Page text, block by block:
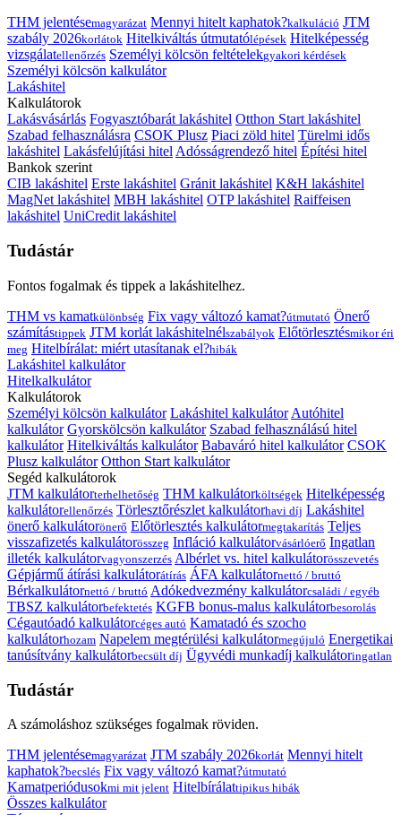
THM jelentésemagyarázat Mennyi hitelt kaphatok?kalkuláció JTM
szabály 2026korlátok Hitelkiváltás útmutatólépések Hitelképesség
vizsgálatellenőrzés Személyi kölcsön feltételekgyakori kérdések
Személyi kölcsön kalkulátor
Lakáshitel
Kalkulátorok
Lakásvásárlás Fogyasztóbarát lakáshitel Otthon Start lakáshitel
Szabad felhasználásra CSOK Plusz Piaci zöld hitel Türelmi idős
lakáshitel Lakásfelújítási hitelAdósságrendező hitel Építési hitel
Bankok szerint
CIB lakáshitel Erste lakáshitel Gránit lakáshitel K&H lakáshitel
MagNet lakáshitel MBH lakáshitel OTP lakáshitel Raiffeisen
lakáshitel UniCredit lakáshitel
Tudástár
Fontos fogalmak és tippek a lakáshitelhez.
THM vs kamatkülönbség Fix vagy változó kamat?útmutató Önerő
számítástippek JTM korlát lakáshitelnélszabályok Előtörlesztésmikor éri
meg Hitelbírálat: miért utasítanak el?hibák
Lakáshitel kalkulátor
Hitelkalkulátor
Kalkulátorok
Személyi kölcsön kalkulátor Lakáshitel kalkulátor Autóhitel
kalkulátor Gyorskölcsön kalkulátor Szabad felhasználású hitel
kalkulátor Hitelkiváltás kalkulátor Babaváró hitel kalkulátor CSOK
Plusz kalkulátor Otthon Start kalkulátor
Segéd kalkulátorok
JTM kalkulátorterhelhetőség THM kalkulátorköltségek Hitelképesség
kalkulátorellenőrzés Törlesztőrészlet kalkulátorhavi díj Lakáshitel
önerő kalkulátorönerő Előtörlesztés kalkulátormegtakarítás Teljes
visszafizetés kalkulátorösszeg Infláció kalkulátorvásárlóerő Ingatlan
illeték kalkulátorvagyonszerzés Albérlet vs. hitel kalkulátorösszevetés
Gépjármű átírási kalkulátorátírás ÁFA kalkulátornettó / bruttó
Bérkalkulátornettó / bruttó Adókedvezmény kalkulátorcsaládi / egyéb
TBSZ kalkulátorbefektetés KGFB bonus-malus kalkulátorbesorolás
Cégautóadó kalkulátorcéges autó Kamatadó és szocho
kalkulátorhozam Napelem megtérülési kalkulátormegújuló Energetikai
tanúsítvány kalkulátorbecsült díj Ügyvédi munkadíj kalkulátoringatlan
Tudástár
A számoláshoz szükséges fogalmak röviden.
THM jelentésemagyarázat JTM szabály 2026korlát Mennyi hitelt
kaphatok?becslés Fix vagy változó kamat?útmutató
Kamatperiódusokmi mit jelent Hitelbírálattipikus hibák
Összes kalkulátor